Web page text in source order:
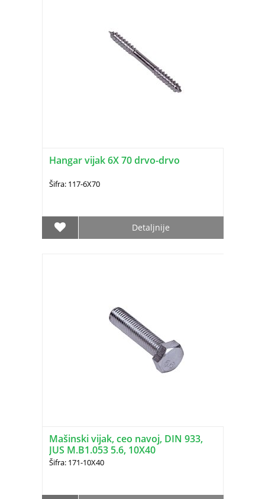
Hangar vijak 6X 70 drvo-drvo
Šifra: 117-6X70
Detaljnije
Mašinski vijak, ceo navoj, DIN 933,
JUS M.B1.053 5.6, 10X40
Šifra: 171-10X40